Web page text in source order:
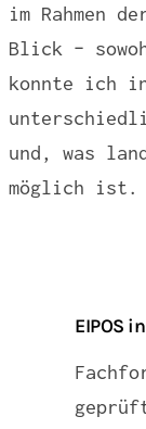
im Rahmen
Blick –
konnte ich
und, was
möglich ist.
EIPOS in